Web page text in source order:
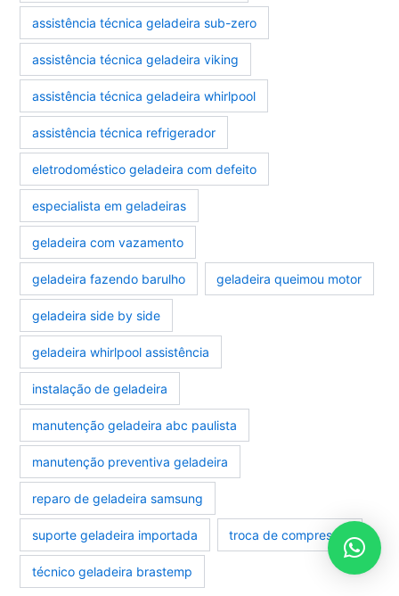
assistência técnica geladeira sub-zero
assistência técnica geladeira viking
assistência técnica geladeira whirlpool
assistência técnica refrigerador
eletrodoméstico geladeira com defeito
especialista em geladeiras
geladeira com vazamento
geladeira fazendo barulho geladeira queimou motor
geladeira side by side
geladeira whirlpool assistência
instalação de geladeira
manutenção geladeira abc paulista
manutenção preventiva geladeira
reparo de geladeira samsung
suporte geladeira importada troca de compressor
técnico geladeira brastemp